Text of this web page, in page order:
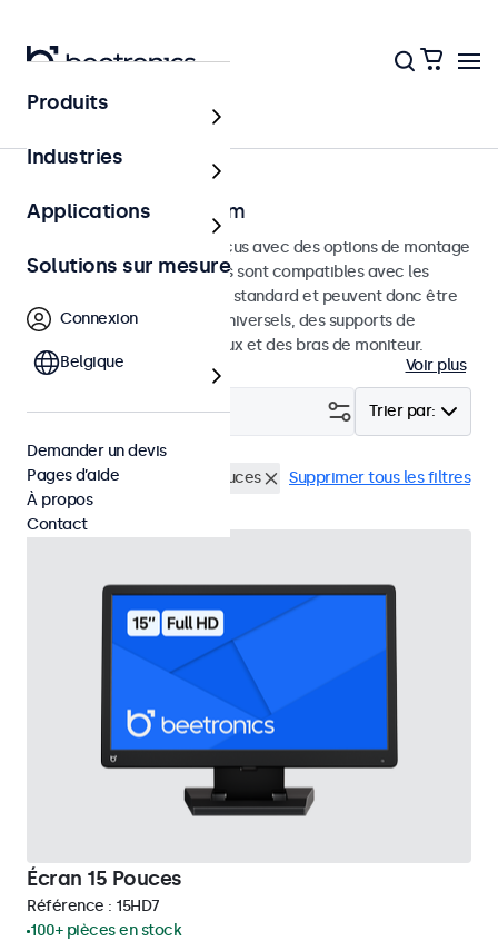
Accueil
Moniteurs VESA 75 mm
Moniteurs VESA 75 mm conçus avec des options de montage
polyvalentes. Ces moniteurs sont compatibles avec les
systèmes de montage VESA standard et peuvent donc être
connectés à des supports universels, des supports de
plafond, des supports muraux et des bras de moniteur.
Voir plus
Trier par:
Filtrer (4)
VESA 75 x 75 Écrans 15 pouces Supprimer tous les filtres
Écran 15 Pouces
Référence : 15HD7
100+ pièces en stock
Produits
Industries
Applications
Solutions sur mesure
Connexion
Belgique
Demander un devis
Pages d’aide
À propos
Contact